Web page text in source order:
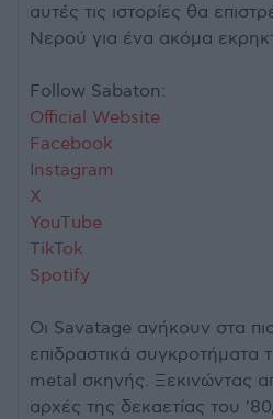
αυτές τις ιστορίες θα
Νερού για ένα ακόμα
Follow Sabaton:
Official Website
Facebook
Instagram
Χ
YouΤube
TikTok
Spotify
Οι Savatage ανήκουν στα
επιδραστικά συγκροτήματα
metal σκηνής. Ξεκινώντας
αρχές της δεκαετίας του